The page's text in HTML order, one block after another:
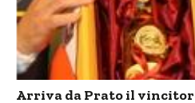
Arriva da Prato il